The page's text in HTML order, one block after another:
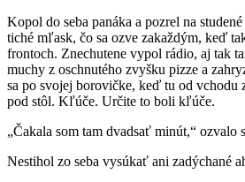
Kopol do seba panáka a pozrel na
tiché mľask, čo sa ozve zakaždým, keď
frontoch. Znechutene vypol rádio, aj tak
muchy z oschnutého zvyšku pizze a
sa po svojej borovičke, keď tu od
pod stôl. Kľúče. Určite to boli kľúče.
„Čakala som tam dvadsať minút,“ ozvalo
Nestihol zo seba vysúkať ani zadýchané